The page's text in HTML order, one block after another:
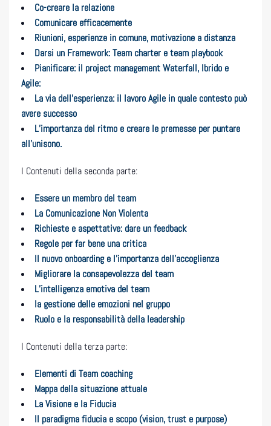
Co-creare la relazione
Comunicare efficacemente
Riunioni, esperienze in comune, motivazione a distanza
Darsi un Framework: Team charter e team playbook
Pianificare: il project management Waterfall, Ibrido e
Agile:
La via dell’esperienza: il lavoro Agile in quale contesto può
avere successo
L’importanza del ritmo e creare le premesse per puntare
all’unisono.
I Contenuti della seconda parte:
Essere un membro del team
La Comunicazione Non Violenta
Richieste e aspettative: dare un feedback
Regole per far bene una critica
Il nuovo onboarding e l’importanza dell’accoglienza
Migliorare la consapevolezza del team
L’intelligenza emotiva del team
la gestione delle emozioni nel gruppo
Ruolo e la responsabilità della leadership
I Contenuti della terza parte:
Elementi di Team coaching
Mappa della situazione attuale
La Visione e la Fiducia
Il paradigma fiducia e scopo (vision, trust e purpose)